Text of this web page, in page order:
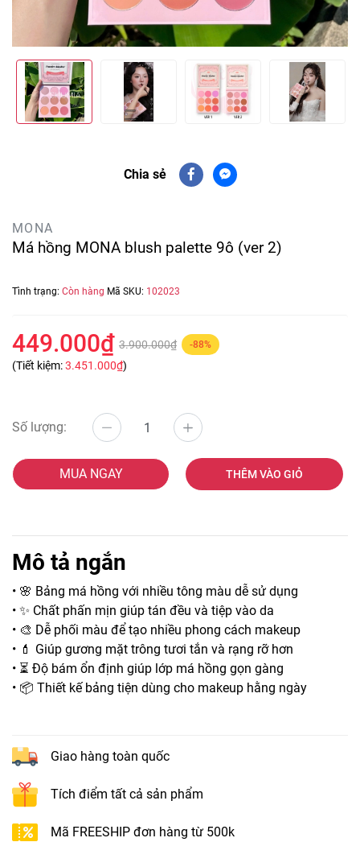
Chia sẻ
MONA
Má hồng MONA blush palette 9ô (ver 2)
Tình trạng: Còn hàng Mã SKU: 102023
449.000₫ 3.900.000₫ -88%
(Tiết kiệm:3.451.000₫)
Số lượng:
MUA NGAY THÊM VÀO GIỎ
Mô tả ngắn
• 🌸 Bảng má hồng với nhiều tông màu dễ sử dụng
• ✨ Chất phấn mịn giúp tán đều và tiệp vào da
• 🎨 Dễ phối màu để tạo nhiều phong cách makeup
• 💄 Giúp gương mặt trông tươi tắn và rạng rỡ hơn
• ⏳ Độ bám ổn định giúp lớp má hồng gọn gàng
• 📦 Thiết kế bảng tiện dùng cho makeup hằng ngày
Giao hàng toàn quốc
Tích điểm tất cả sản phẩm
Mã FREESHIP đơn hàng từ 500k